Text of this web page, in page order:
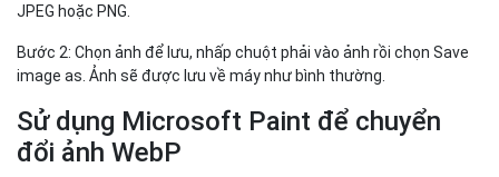
JPEG hoặc PNG.
Bước 2: Chọn ảnh để lưu, nhấp chuột phải vào ảnh rồi chọn Save
image as. Ảnh sẽ được lưu về máy như bình thường.
Sử dụng Microsoft Paint để chuyển
đổi ảnh WebP